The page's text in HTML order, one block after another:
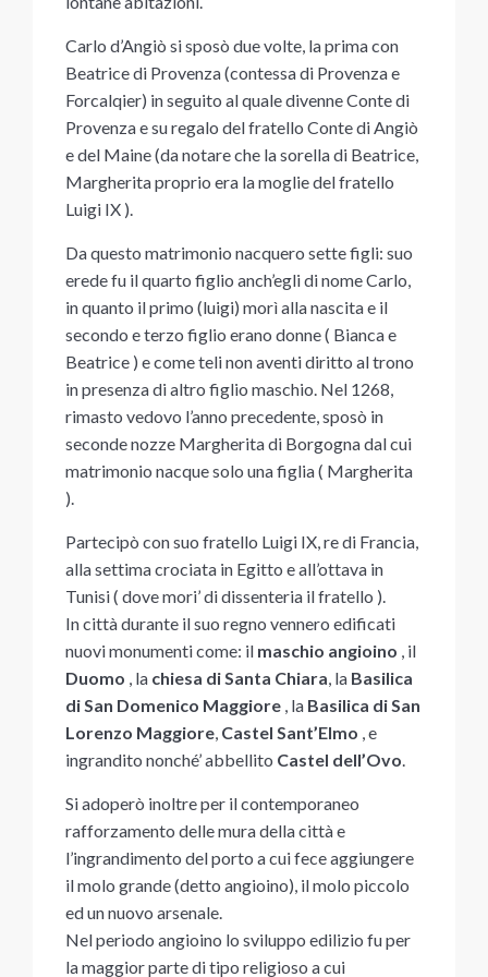
Carlo d’Angiò si sposò due volte, la prima con
Beatrice di Provenza (contessa di Provenza e
Forcalqier) in seguito al quale divenne Conte di
Provenza e su regalo del fratello Conte di Angiò
e del Maine (da notare che la sorella di Beatrice,
Margherita proprio era la moglie del fratello
Luigi IX ).
Da questo matrimonio nacquero sette figli: suo
erede fu il quarto figlio anch’egli di nome Carlo,
in quanto il primo (luigi) morì alla nascita e il
secondo e terzo figlio erano donne ( Bianca e
Beatrice ) e come teli non aventi diritto al trono
in presenza di altro figlio maschio. Nel 1268,
rimasto vedovo l’anno precedente, sposò in
seconde nozze Margherita di Borgogna dal cui
matrimonio nacque solo una figlia ( Margherita
).
Partecipò con suo fratello Luigi IX, re di Francia,
alla settima crociata in Egitto e all’ottava in
Tunisi ( dove mori’ di dissenteria il fratello ).
In città durante il suo regno vennero edificati
nuovi monumenti come: il maschio angioino , il
Duomo , la chiesa di Santa Chiara, la Basilica
di San Domenico Maggiore , la Basilica di San
Lorenzo Maggiore, Castel Sant’Elmo , e
ingrandito nonché’ abbellito Castel dell’Ovo.
Si adoperò inoltre per il contemporaneo
rafforzamento delle mura della città e
l’ingrandimento del porto a cui fece aggiungere
il molo grande (detto angioino), il molo piccolo
ed un nuovo arsenale.
Nel periodo angioino lo sviluppo edilizio fu per
la maggior parte di tipo religioso a cui